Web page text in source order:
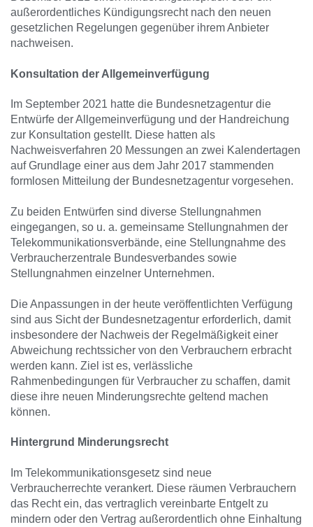
außerordentliches Kündigungsrecht nach den neuen
gesetzlichen Regelungen gegenüber ihrem Anbieter
nachweisen.
Konsultation der Allgemeinverfügung
Im September 2021 hatte die Bundesnetzagentur die
Entwürfe der Allgemeinverfügung und der Handreichung
zur Konsultation gestellt. Diese hatten als
Nachweisverfahren 20 Messungen an zwei Kalendertagen
auf Grundlage einer aus dem Jahr 2017 stammenden
formlosen Mitteilung der Bundesnetzagentur vorgesehen.
Zu beiden Entwürfen sind diverse Stellungnahmen
eingegangen, so u. a. gemeinsame Stellungnahmen der
Telekommunikationsverbände, eine Stellungnahme des
Verbraucherzentrale Bundesverbandes sowie
Stellungnahmen einzelner Unternehmen.
Die Anpassungen in der heute veröffentlichten Verfügung
sind aus Sicht der Bundesnetzagentur erforderlich, damit
insbesondere der Nachweis der Regelmäßigkeit einer
Abweichung rechtssicher von den Verbrauchern erbracht
werden kann. Ziel ist es, verlässliche
Rahmenbedingungen für Verbraucher zu schaffen, damit
diese ihre neuen Minderungsrechte geltend machen
können.
Hintergrund Minderungsrecht
Im Telekommunikationsgesetz sind neue
Verbraucherrechte verankert. Diese räumen Verbrauchern
das Recht ein, das vertraglich vereinbarte Entgelt zu
mindern oder den Vertrag außerordentlich ohne Einhaltung